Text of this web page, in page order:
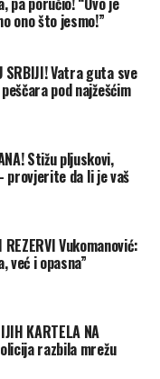
nisu u
da
, poručuje
da SNSD
su im u
dokazi:
je uz slavsku
poruku da će se
nastaviti i u
koje su nam
šta će se
za
plan, već
Srpsku- navela
ono što jesmo!”
SRBIJI! Vatra guta sve
pod najžešćim
Stižu pljuskovi,
da li je vaš
REZERVI Vukomanović:
već i opasna”
KARTELA NA
razbila mrežu